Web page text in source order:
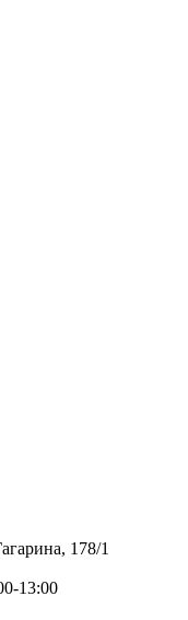
178/1
13:00